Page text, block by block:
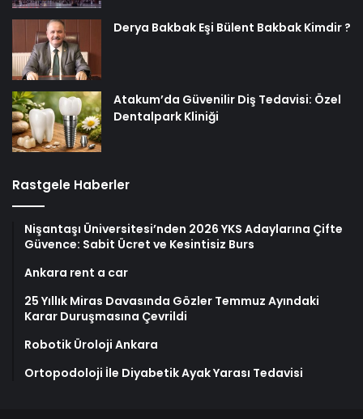
Derya Bakbak Eşi Bülent Bakbak Kimdir ?
Atakum’da Güvenilir Diş Tedavisi: Özel
Dentalpark Kliniği
Rastgele Haberler
Nişantaşı Üniversitesi’nden 2026 YKS Adaylarına Çifte
Güvence: Sabit Ücret ve Kesintisiz Burs
Ankara rent a car
25 Yıllık Miras Davasında Gözler Temmuz Ayındaki
Karar Duruşmasına Çevrildi
Robotik Üroloji Ankara
Ortopodoloji İle Diyabetik Ayak Yarası Tedavisi